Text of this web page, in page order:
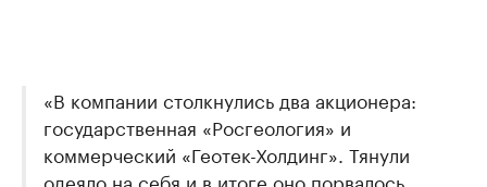
«В компании столкнулись два акционера:
государственная «Росгеология» и
коммерческий «Геотек-Холдинг». Тянули
одеяло на себя и в итоге оно порвалось.